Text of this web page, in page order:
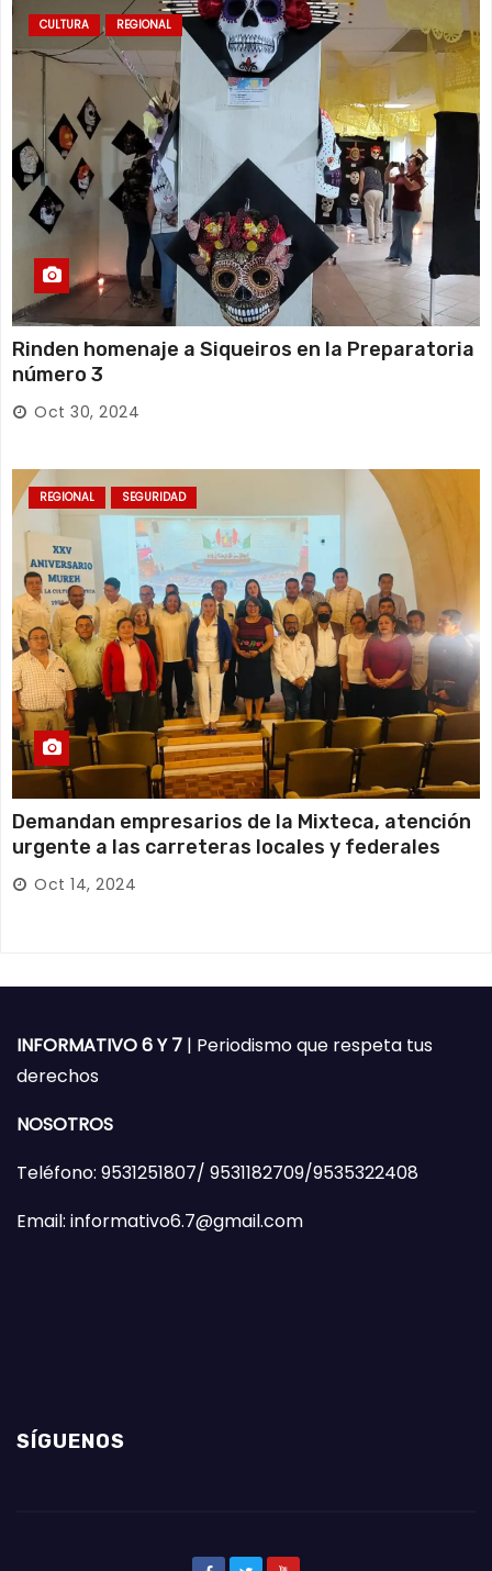
CULTURA REGIONAL
Rinden homenaje a Siqueiros en la Preparatoria
número 3
Oct 30, 2024
REGIONAL SEGURIDAD
Demandan empresarios de la Mixteca, atención
urgente a las carreteras locales y federales
Oct 14, 2024
INFORMATIVO 6 Y 7 | Periodismo que respeta tus
derechos
NOSOTROS
Teléfono: 9531251807/ 9531182709/9535322408
Email: informativo6.7@gmail.com
SÍGUENOS